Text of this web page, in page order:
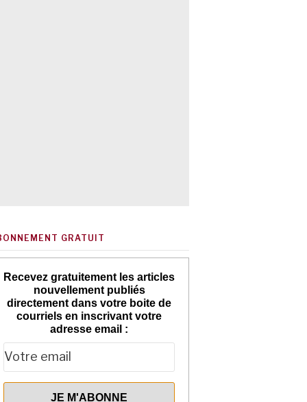
GRATUIT
Recevez gratuitement les articles
nouvellement publiés
directement dans votre boite de
courriels en inscrivant votre
adresse email :